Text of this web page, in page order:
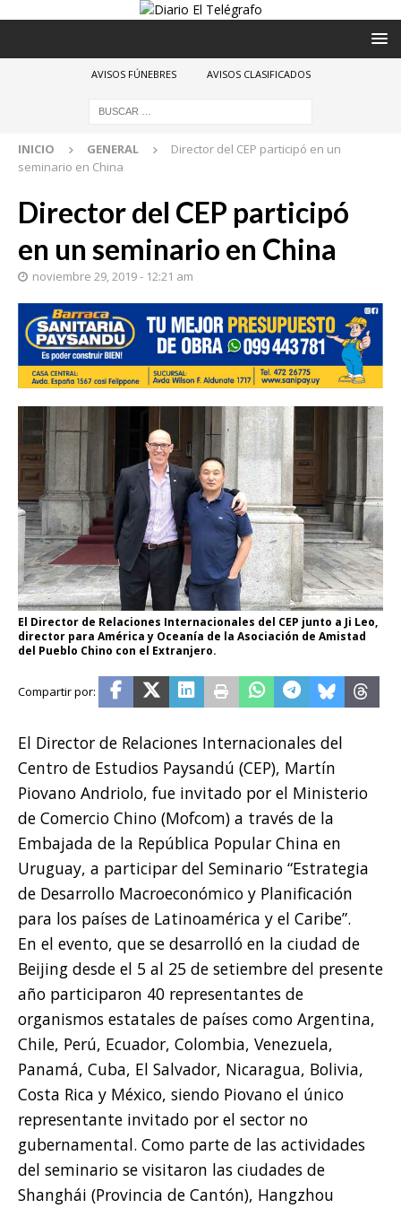
AVISOS FÚNEBRES AVISOS CLASIFICADOS
INICIO GENERAL
Director del CEP participó en un
seminario en China
Director del CEP participó
en un seminario en China
noviembre 29, 2019 - 12:21 am
El Director de Relaciones Internacionales del CEP junto a Ji Leo,
director para América y Oceanía de la Asociación de Amistad
del Pueblo Chino con el Extranjero.
El Director de Relaciones Internacionales del
Centro de Estudios Paysandú (CEP), Martín
Piovano Andriolo, fue invitado por el Ministerio
de Comercio Chino (Mofcom) a través de la
Embajada de la República Popular China en
Uruguay, a participar del Seminario “Estrategia
de Desarrollo Macroeconómico y Planificación
para los países de Latinoamérica y el Caribe”.
En el evento, que se desarrolló en la ciudad de
Beijing desde el 5 al 25 de setiembre del presente
año participaron 40 representantes de
organismos estatales de países como Argentina,
Chile, Perú, Ecuador, Colombia, Venezuela,
Panamá, Cuba, El Salvador, Nicaragua, Bolivia,
Costa Rica y México, siendo Piovano el único
representante invitado por el sector no
gubernamental. Como parte de las actividades
del seminario se visitaron las ciudades de
Shanghái (Provincia de Cantón), Hangzhou